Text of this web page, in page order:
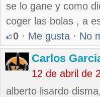
se lo gane y como
coger las bolas , a
0 · Me gusta · No
Carlos
12 de abril de
alberto lisardo